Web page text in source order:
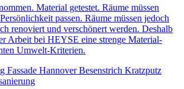
Material getestet. Räume müssen
passen. Räume müssen jedoch
renoviert und verschönert werden. Deshalb
Arbeit bei HEYSE eine strenge Material-
Umwelt-Kriterien.